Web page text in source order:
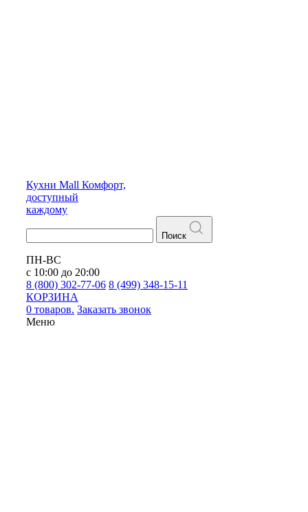
Кухни Mall Комфорт,
доступный
каждому
Поиск
ПН-ВС
с 10:00 до 20:00
8 (800) 302-77-06 8 (499) 348-15-11
КОРЗИНА
0 товаров. Заказать звонок
Меню